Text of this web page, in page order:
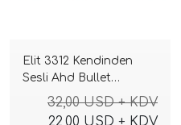
Elit 3312 Kendinden
Sesli Ahd Bullet
Kamera ( gece renkli )
32,00 USD + KDV
22,00 USD + KDV